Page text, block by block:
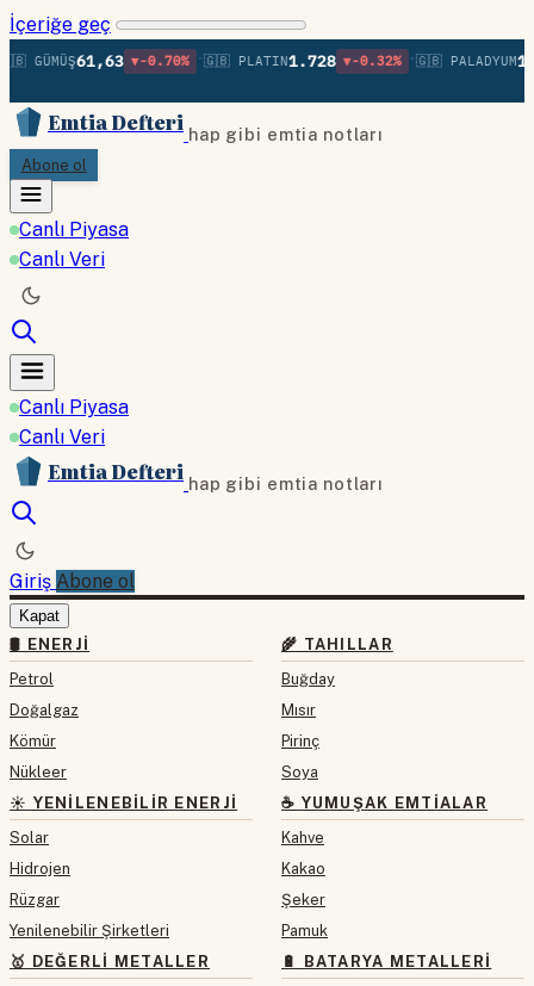
İçeriğe geç
GÜMÜŞ61,63 ▼-0.70% •🇬🇧 PLATIN1.728 ▼-0.32% •🇬🇧 PALADYUM
Emtia Defteri hap gibi emtia notları
Abone ol
Canlı Piyasa
Canlı Veri
Canlı Piyasa
Canlı Veri
Emtia Defteri hap gibi emtia notları
Giriş Abone ol
Kapat
🛢 ENERJI
Petrol
Doğalgaz
Kömür
Nükleer
☀️ YENILENEBILIR ENERJI
Solar
Hidrojen
Rüzgar
Yenilenebilir Şirketleri
🥇 DEĞERLI METALLER
🌾 TAHILLAR
Buğday
Mısır
Pirinç
Soya
☕ YUMUŞAK EMTIALAR
Kahve
Kakao
Şeker
Pamuk
🔋 BATARYA METALLERI